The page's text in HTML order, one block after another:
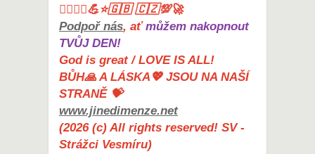
🤸‍♀️🏋️‍♀️💪⭐🇬🇧 🇨🇿💯🚀
Podpoř nás, aťmůžem nakopnout
TVŮJ DEN!
God is great / LOVE IS ALL!
BŮH🙏 A LÁSKA💖 JSOU NA NAŠÍ
STRANĚ 💝
www.jinedimenze.net
(2026 (c) All rights reserved! SV -
Strážci Vesmíru)